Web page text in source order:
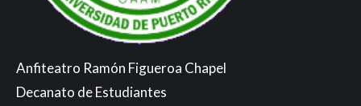
Anfiteatro Ramón Figueroa Chapel
Decanato de Estudiantes